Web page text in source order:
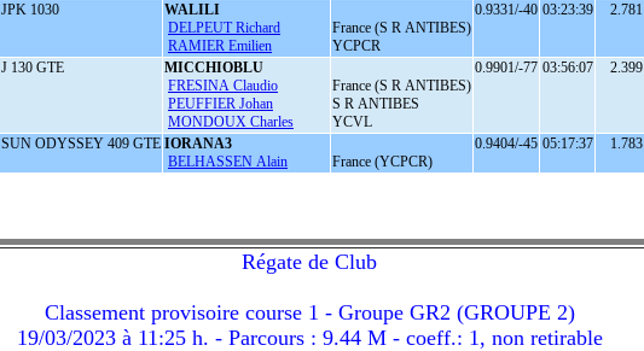
JPK 1030
WALILI
DELPEUT Richard
RAMIER Emilien
France (S R ANTIBES)
YCPCR
0.9331/-40 03:23:39 2.781
J 130 GTE
MICCHIOBLU
FRESINA Claudio
PEUFFIER Johan
MONDOUX Charles
France (S R ANTIBES)
S R ANTIBES
YCVL
0.9901/-77 03:56:07 2.399
SUN ODYSSEY 409 GTE IORANA3
BELHASSEN Alain
France (YCPCR)
0.9404/-45 05:17:37 1.783
Régate de Club
Classement provisoire course 1 - Groupe GR2 (GROUPE 2)
19/03/2023 à 11:25 h. - Parcours : 9.44 M - coeff.: 1, non retirable